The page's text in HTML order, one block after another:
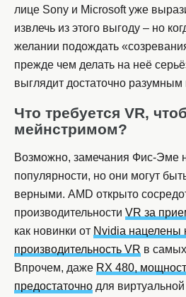
лице Sony и Microsoft уже
извлечь из этого выгоду – но
желании подождать
прежде чем делать на неё
выглядит достаточно
Что требуется VR,
мейнстримом?
Возможно, замечания Фис-Эме
популярности, но они могут
верными. AMD открыто
производительности VR за
как новинки от Nvidia нацелены
производительность VR в
Впрочем, даже RX 480,
предостаточно для